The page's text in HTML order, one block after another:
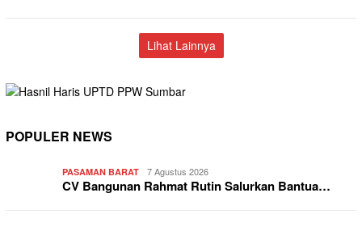
Lihat Lainnya
POPULER NEWS
PASAMAN BARAT 7 Agustus 2026
CV Bangunan Rahmat Rutin Salurkan Bantua…